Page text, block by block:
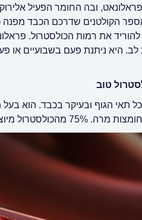
להוריד את רמות הכולסטרול.
לב. היא ניתנת פעם בשבועיים
טוב
תאי הגוף ובעיקר בכבד. הוא
במעי מהמזון שמקורו מהחי.